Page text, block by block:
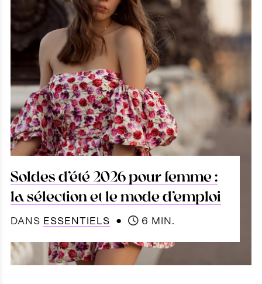
Soldes d’été 2026 pour femme :
la sélection et le mode d’emploi
DANS ESSENTIELS ● 6 MIN.